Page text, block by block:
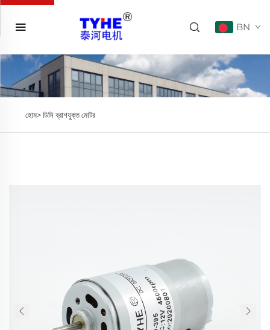
BN
হোম>ডিসি ব্রাশযুক্ত মোটর